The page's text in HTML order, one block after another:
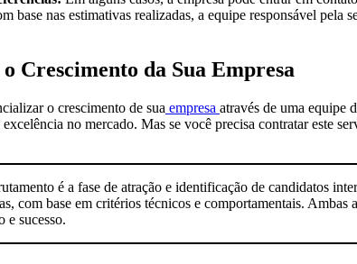
base nas estimativas realizadas, a equipe responsável pela
Crescimento da Sua Empresa
o crescimento de sua empresa através de uma equipe
excelência no mercado. Mas se você precisa contratar este
é a fase de atração e identificação de candidatos
com base em critérios técnicos e comportamentais.
e sucesso.